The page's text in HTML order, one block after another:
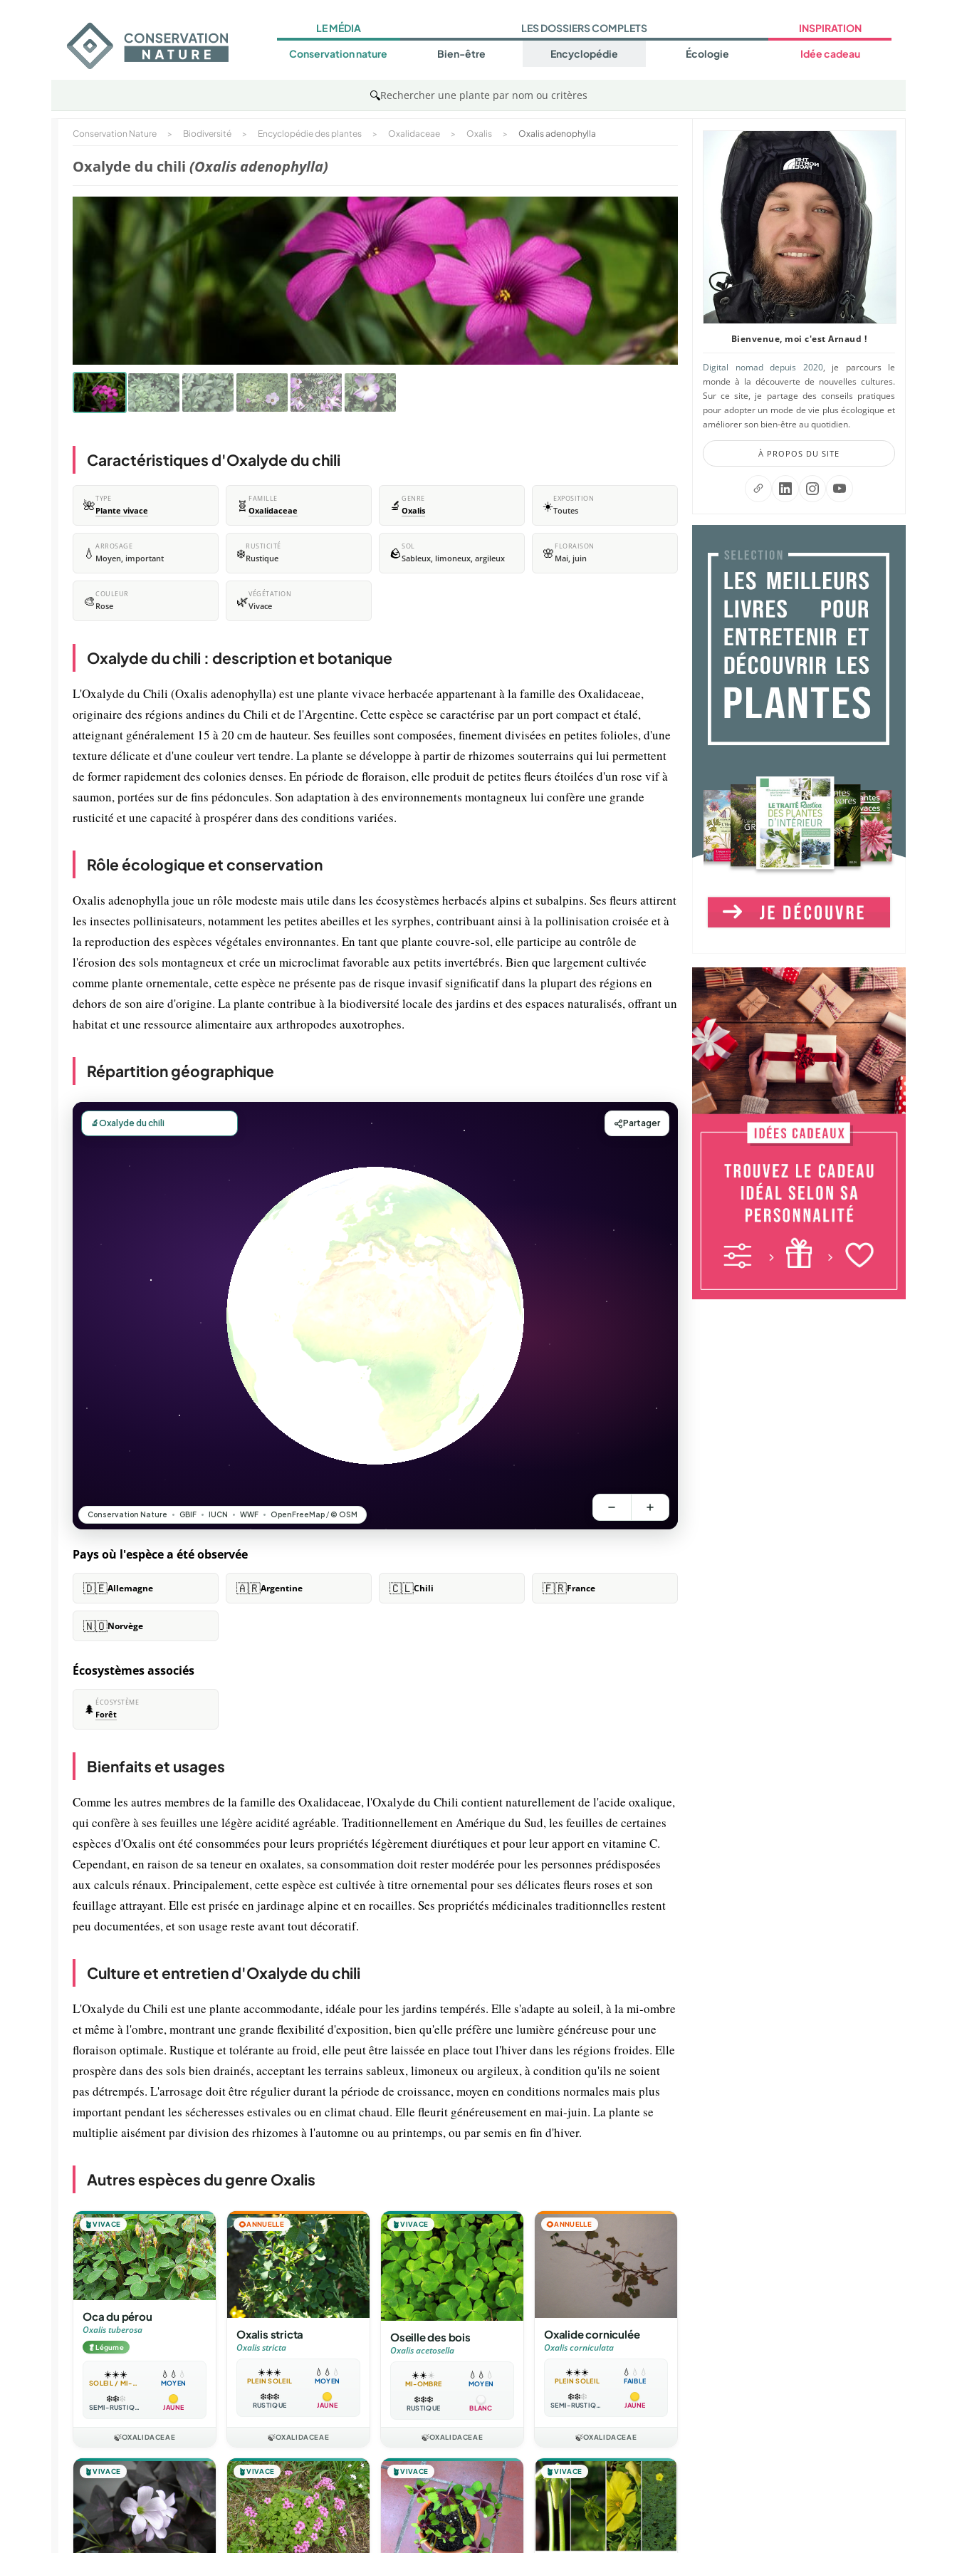
LE MÉDIA
Conservation nature
LES DOSSIERS COMPLETS
Bien-être Encyclopédie Écologie
INSPIRATION
Idée cadeau
🔍Rechercher une plante par nom ou critères
Conservation Nature > Biodiversité > Encyclopédie des plantes > Oxalidaceae > Oxalis > Oxalis adenophylla
Oxalyde du chili (Oxalis adenophylla)
Caractéristiques d'Oxalyde du chili
🌺TYPE
Plante vivace 🧬 FAMILLE
Oxalidaceae 🔬 GENRE
Oxalis ☀️EXPOSITION
Toutes
💧 ARROSAGE
Moyen, important ❄️RUSTICITÉ
Rustique 🪨SOL
Sableux, limoneux, argileux 🌸 FLORAISON
Mai, juin
🎨COULEUR
Rose 🌿VÉGÉTATION
Vivace
Oxalyde du chili : description et botanique
L'Oxalyde du Chili (Oxalis adenophylla) est une plante vivace herbacée appartenant à la famille des Oxalidaceae,
originaire des régions andines du Chili et de l'Argentine. Cette espèce se caractérise par un port compact et étalé,
atteignant généralement 15 à 20 cm de hauteur. Ses feuilles sont composées, finement divisées en petites folioles, d'une
texture délicate et d'une couleur vert tendre. La plante se développe à partir de rhizomes souterrains qui lui permettent
de former rapidement des colonies denses. En période de floraison, elle produit de petites fleurs étoilées d'un rose vif à
saumon, portées sur de fins pédoncules. Son adaptation à des environnements montagneux lui confère une grande
rusticité et une capacité à prospérer dans des conditions variées.
Rôle écologique et conservation
Oxalis adenophylla joue un rôle modeste mais utile dans les écosystèmes herbacés alpins et subalpins. Ses fleurs attirent
les insectes pollinisateurs, notamment les petites abeilles et les syrphes, contribuant ainsi à la pollinisation croisée et à
la reproduction des espèces végétales environnantes. En tant que plante couvre-sol, elle participe au contrôle de
l'érosion des sols montagneux et crée un microclimat favorable aux petits invertébrés. Bien que largement cultivée
comme plante ornementale, cette espèce ne présente pas de risque invasif significatif dans la plupart des régions en
dehors de son aire d'origine. La plante contribue à la biodiversité locale des jardins et des espaces naturalisés, offrant un
habitat et une ressource alimentaire aux arthropodes auxotrophes.
Répartition géographique
Pays où l'espèce a été observée
🇩🇪Allemagne 🇦🇷Argentine 🇨🇱Chili 🇫🇷France
🇳🇴Norvège
Écosystèmes associés
🌲 ÉCOSYSTÈME
Forêt
Bienfaits et usages
Comme les autres membres de la famille des Oxalidaceae, l'Oxalyde du Chili contient naturellement de l'acide oxalique,
qui confère à ses feuilles une légère acidité agréable. Traditionnellement en Amérique du Sud, les feuilles de certaines
espèces d'Oxalis ont été consommées pour leurs propriétés légèrement diurétiques et pour leur apport en vitamine C.
Cependant, en raison de sa teneur en oxalates, sa consommation doit rester modérée pour les personnes prédisposées
aux calculs rénaux. Principalement, cette espèce est cultivée à titre ornemental pour ses délicates fleurs roses et son
feuillage attrayant. Elle est prisée en jardinage alpine et en rocailles. Ses propriétés médicinales traditionnelles restent
peu documentées, et son usage reste avant tout décoratif.
Culture et entretien d'Oxalyde du chili
L'Oxalyde du Chili est une plante accommodante, idéale pour les jardins tempérés. Elle s'adapte au soleil, à la mi-ombre
et même à l'ombre, montrant une grande flexibilité d'exposition, bien qu'elle préfère une lumière généreuse pour une
floraison optimale. Rustique et tolérante au froid, elle peut être laissée en place tout l'hiver dans les régions froides. Elle
prospère dans des sols bien drainés, acceptant les terrains sableux, limoneux ou argileux, à condition qu'ils ne soient
pas détrempés. L'arrosage doit être régulier durant la période de croissance, moyen en conditions normales mais plus
important pendant les sécheresses estivales ou en climat chaud. Elle fleurit généreusement en mai-juin. La plante se
multiplie aisément par division des rhizomes à l'automne ou au printemps, ou par semis en fin d'hiver.
Autres espèces du genre Oxalis
🪴VIVACE
Oca du pérou
Oxalis tuberosa
🥬Légume
☀️☀️☀️
SOLEIL / MI-OMBRE
💧 💧 💧
MOYEN
❄️❄️❄️
SEMI-RUSTIQUE JAUNE
🍃OXALIDACEAE
🌻ANNUELLE
Oxalis stricta
Oxalis stricta
☀️☀️☀️
PLEIN SOLEIL
💧 💧 💧
MOYEN
❄️❄️❄️
RUSTIQUE JAUNE
🍃OXALIDACEAE
🪴VIVACE
Oseille des bois
Oxalis acetosella
☀️☀️☀️
MI-OMBRE
💧 💧 💧
MOYEN
❄️❄️❄️
RUSTIQUE BLANC
🍃OXALIDACEAE
🌻ANNUELLE
Oxalide corniculée
Oxalis corniculata
☀️☀️☀️
PLEIN SOLEIL
💧 💧 💧
FAIBLE
❄️❄️❄️
SEMI-RUSTIQUE JAUNE
🍃OXALIDACEAE
🪴VIVACE 🪴VIVACE 🪴VIVACE 🪴VIVACE
Bienvenue, moi c'est Arnaud !
Digital nomad depuis 2020, je parcours le
monde à la découverte de nouvelles cultures.
Sur ce site, je partage des conseils pratiques
pour adopter un mode de vie plus écologique et
améliorer son bien-être au quotidien.
À PROPOS DU SITE